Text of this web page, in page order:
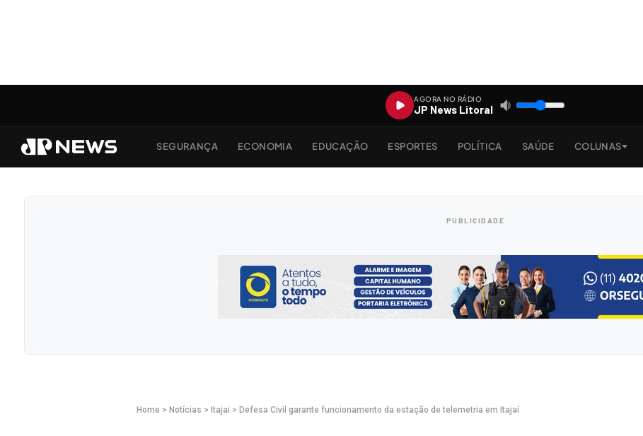
AGORA NO RÁDIO
JP News Litoral
SEGURANÇA ECONOMIA EDUCAÇÃO ESPORTES POLÍTICA SAÚDE COLUNAS
Home > Notícias > Itajai > Defesa Civil garante funcionamento da estação de telemetria em Itajaí